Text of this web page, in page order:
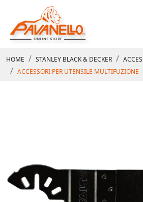
HOME STANLEY BLACK & DECKER
ACCESSORI PER UTENSILE